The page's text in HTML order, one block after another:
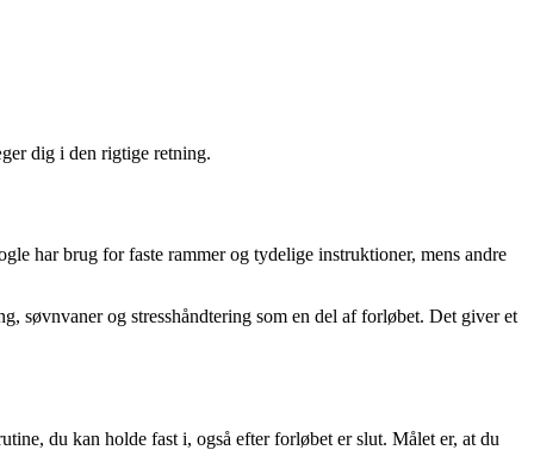
dig i den rigtige retning.
har brug for faste rammer og tydelige instruktioner, mens andre
søvnvaner og stresshåndtering som en del af forløbet. Det giver et
du kan holde fast i, også efter forløbet er slut. Målet er, at du